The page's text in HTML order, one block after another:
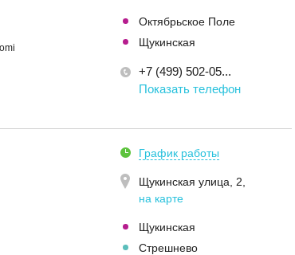
Октябрьское Поле
Щукинская
+7 (499) 502-05...
Показать телефон
График работы
Щукинская улица, 2
на карте
Щукинская
Стрешнево